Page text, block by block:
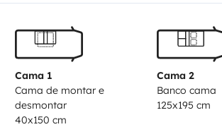
ends nature, les road trips côtiers ou les
notre van?
Ce van n'est pas un
discrètement, plus spontanément,
simple, chaleureux et cosy, pratique
Cama 1
Cama de montar e
desmontar
40x150 cm
Cama 2
Banco cama
125x195 cm